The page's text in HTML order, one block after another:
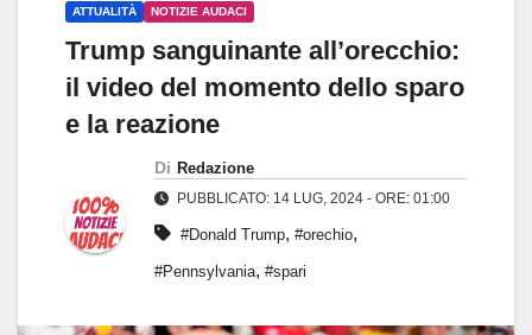
ATTUALITÀ NOTIZIE AUDACI
Trump sanguinante all’orecchio:
il video del momento dello sparo
e la reazione
Di Redazione
PUBBLICATO: 14 LUG, 2024 - ORE: 01:00
#Donald Trump, #orechio,
#Pennsylvania, #spari